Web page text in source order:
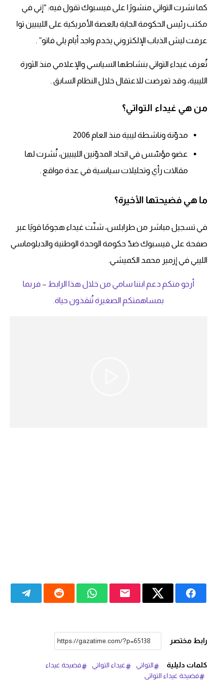
كما نشرت التواتي منشورًا على فيسبوك تقول فيه: “إني في
مكتب رئيس الحكومة الجاية بالعصة الأمريكية على الليبيين توا
عرفت ليش الذباب الإلكتروني يخدم واجد أيام يلي فاتو” .
تُعرف غيداء التواتي بنشاطها السياسي والإعلامي منذ الثورة
الليبية، وقد تعرضت للاعتقال خلال النظام السابق .
من هي غيداء التواتي؟
مدوّنة وناشطة ليبية منذ العام 2006
عضو مؤسّس في اتحاد المدوّنين الليبيين، نُشرت لها
مقالات رأي وتحليلات سياسية في عدة مواقع .
ما هي فضيحتها الأخيرة؟
في تسجيل مباشر من طرابلس، شنّت غيداء هجومًا قويًا عبر
صفحة على فيسبوك ضدّ حكومة الوحدة الوطنية والدبلوماسي
الليبي في إزمير محمد الكميشي.
أرجو منكم دعم ابننا سامي من خلال هذا الرابط – فربما
بمساهمتكم الصغيرة تُنقذون حياة.
رابط مختصر
كلمات دليلية التواتي غيداء التواتي
فضيحة غيداء
فضيحة غيداء التواتي